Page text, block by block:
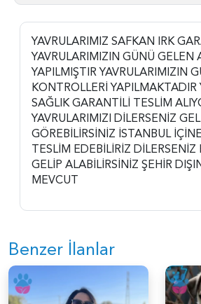
YAVRULARIMIZ SAFKAN IRK
YAVRULARIMIZIN GÜNÜ GELEN
YAPILMIŞTIR YAVRULARIMIZIN
KONTROLLERİ YAPILMAKTADIR
SAĞLIK GARANTİLİ TESLİM
YAVRULARIMIZI DİLERSENİZ
GÖREBİLİRSİNİZ İSTANBUL
TESLİM EDEBİLİRİZ
GELİP ALABİLİRSİNİZ ŞEHİR
MEVCUT
Benzer İlanlar